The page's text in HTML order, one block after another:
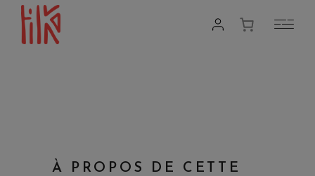
À PROPOS DE CETTE